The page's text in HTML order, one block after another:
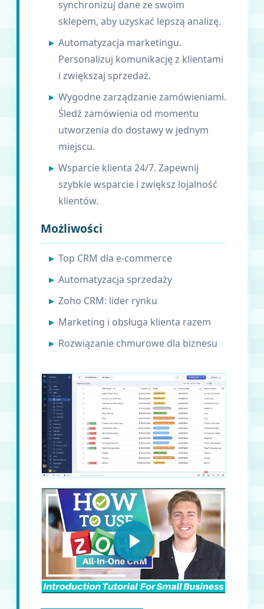
synchronizuj dane ze swoim
sklepem, aby uzyskać lepszą analizę.
Automatyzacja marketingu.
Personalizuj komunikację z klientami
i zwiększaj sprzedaż.
Wygodne zarządzanie zamówieniami.
Śledź zamówienia od momentu
utworzenia do dostawy w jednym
miejscu.
Wsparcie klienta 24/7. Zapewnij
szybkie wsparcie i zwiększ lojalność
klientów.
Możliwości
Top CRM dla e-commerce
Automatyzacja sprzedaży
Zoho CRM: lider rynku
Marketing i obsługa klienta razem
Rozwiązanie chmurowe dla biznesu